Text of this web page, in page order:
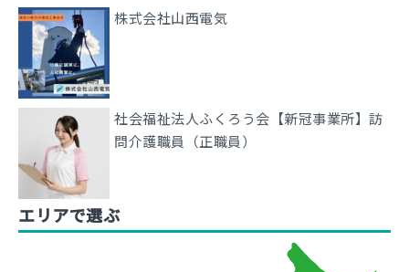
株式会社山西電気
社会福祉法人ふくろう会【新冠事業所】訪
問介護職員（正職員）
エリアで選ぶ